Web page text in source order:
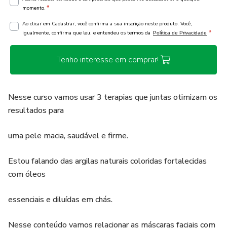
momento. *
Ao clicar em Cadastrar, você confirma a sua inscrição neste produto. Você,
igualmente, confirma que leu, e entendeu os termos da Política de Privacidade *
Tenho interesse em comprar!
Nesse curso vamos usar 3 terapias que juntas otimizam os
resultados para
uma pele macia, saudável e firme.
Estou falando das argilas naturais coloridas fortalecidas
com óleos
essenciais e diluídas em chás.
Nesse conteúdo vamos relacionar as máscaras faciais com